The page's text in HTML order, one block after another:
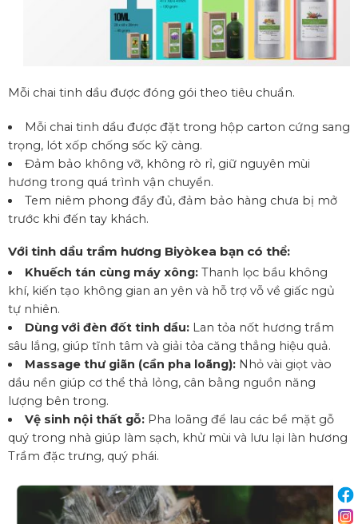
Mỗi chai tinh dầu được đóng gói theo tiêu chuẩn.
Mỗi chai tinh dầu được đặt trong hộp carton cứng sang
trọng, lót xốp chống sốc kỹ càng.
Đảm bảo không vỡ, không rò rỉ, giữ nguyên mùi
hương trong quá trình vận chuyển.
Tem niêm phong đầy đủ, đảm bảo hàng chưa bị mở
trước khi đến tay khách.
Với tinh dầu trầm hương Biyòkea bạn có thể:
Khuếch tán cùng máy xông:Thanh lọc bầu không
khí, kiến tạo không gian an yên và hỗ trợ vỗ về giấc ngủ
tự nhiên.
Dùng với đèn đốt tinh dầu:Lan tỏa nốt hương trầm
sâu lắng, giúp tĩnh tâm và giải tỏa căng thẳng hiệu quả.
Massage thư giãn (cần pha loãng):Nhỏ vài giọt vào
dầu nền giúp cơ thể thả lỏng, cân bằng nguồn năng
lượng bên trong.
Vệ sinh nội thất gỗ:Pha loãng để lau các bề mặt gỗ
quý trong nhà giúp làm sạch, khử mùi và lưu lại làn hương
Trầm đặc trưng, quý phái.